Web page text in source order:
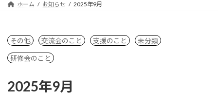
ホーム お知らせ 2025年9月
その他 交流会のこと 支援のこと 未分類
研修会のこと
2025年9月